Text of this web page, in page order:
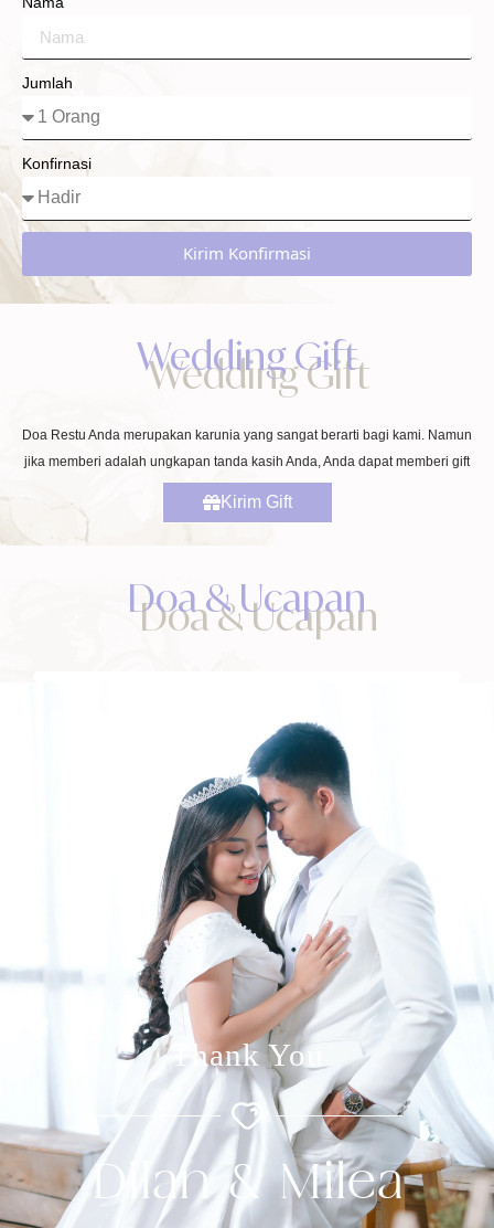
Jumlah
Konfirnasi
Kirim Konfirmasi
Wedding Gift
Doa Restu Anda merupakan karunia yang sangat berarti bagi kami. Namun
jika memberi adalah ungkapan tanda kasih Anda, Anda dapat memberi gift
Kirim Gift
Doa & Ucapan
Thank You
Dilan & Milea